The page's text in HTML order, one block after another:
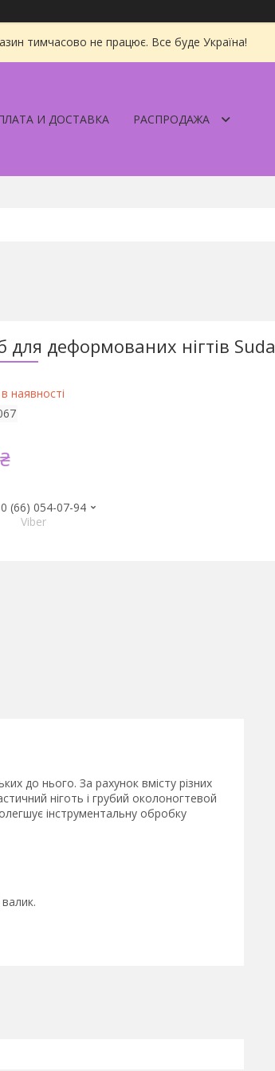
тимчасово не працює. Все буде Україна!
И ДОСТАВКА РАСПРОДАЖА
для деформованих нігтів Suda
наявності
(66) 054-07-94
Viber
до нього. За рахунок вмісту різних
ніготь і грубий околоногтевой
інструментальну обробку